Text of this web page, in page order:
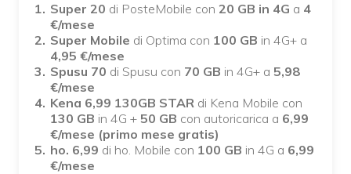
Super 20 di PosteMobile con 20 GB in 4G a 4
€/mese
Super Mobile di Optima con 100 GB in 4G+ a
4,95 €/mese
Spusu 70 di Spusu con 70 GB in 4G+ a 5,98
€/mese
Kena 6,99 130GB STAR di Kena Mobile con
130 GB in 4G + 50 GB con autoricarica a 6,99
€/mese (primo mese gratis)
ho. 6,99 di ho. Mobile con 100 GB in 4G a 6,99
€/mese